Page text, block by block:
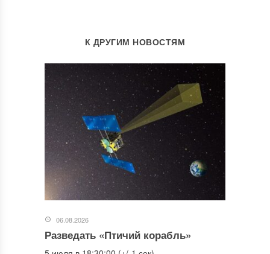
К ДРУГИМ НОВОСТЯМ
06.08.2026
Разведать «Птичий корабль»